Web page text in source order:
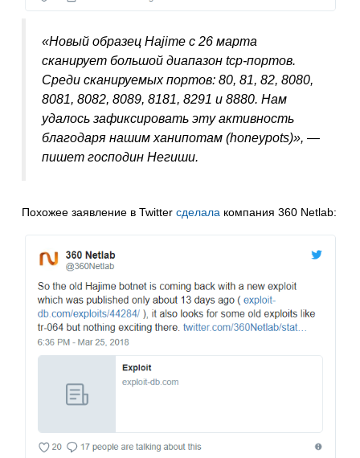
«Новый образец Hajime с 26 марта
сканирует большой диапазон tcp-портов.
Среди сканируемых портов: 80, 81, 82, 8080,
8081, 8082, 8089, 8181, 8291 и 8880. Нам
удалось зафиксировать эту активность
благодаря нашим ханипотам (honeypots)», —
пишет господин Негиши.
Похожее заявление в Twitter сделала компания 360 Netlab: